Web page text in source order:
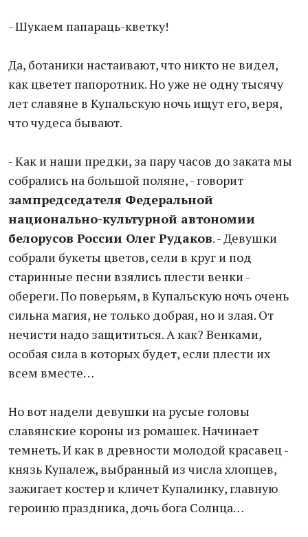
- Шукаем папараць-кветку!
Да, ботаники настаивают, что никто не видел,
как цветет папоротник. Но уже не одну тысячу
лет славяне в Купальскую ночь ищут его, веря,
что чудеса бывают.
- Как и наши предки, за пару часов до заката мы
собрались на большой поляне, - говорит
зампредседателя Федеральной
национально-культурной автономии
белорусов России Олег Рудаков. - Девушки
собрали букеты цветов, сели в круг и под
старинные песни взялись плести венки -
обереги. По поверьям, в Купальскую ночь очень
сильна магия, не только добрая, но и злая. От
нечисти надо защититься. А как? Венками,
особая сила в которых будет, если плести их
всем вместе…
Но вот надели девушки на русые головы
славянские короны из ромашек. Начинает
темнеть. И как в древности молодой красавец -
князь Купалеж, выбранный из числа хлопцев,
зажигает костер и кличет Купалинку, главную
героиню праздника, дочь бога Солнца…